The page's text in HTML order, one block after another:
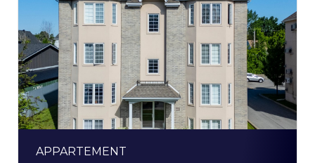
APPARTEMENT